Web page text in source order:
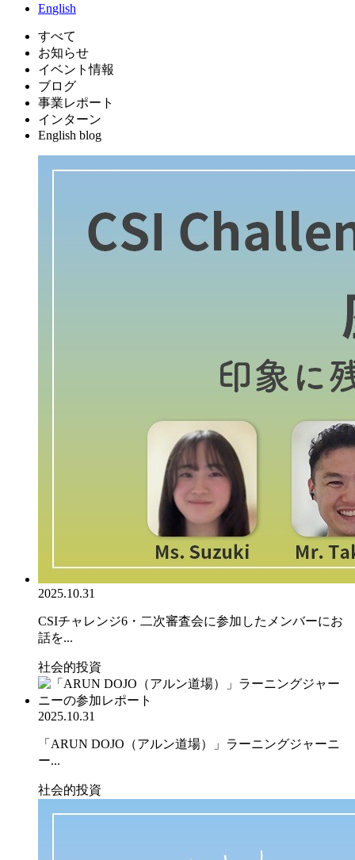
English
すべて
お知らせ
イベント情報
ブログ
事業レポート
インターン
English blog
2025.10.31
CSIチャレンジ6・二次審査会に参加したメンバーにお
話を...
社会的投資
2025.10.31
「ARUN DOJO（アルン道場）」ラーニングジャーニ
ー...
社会的投資